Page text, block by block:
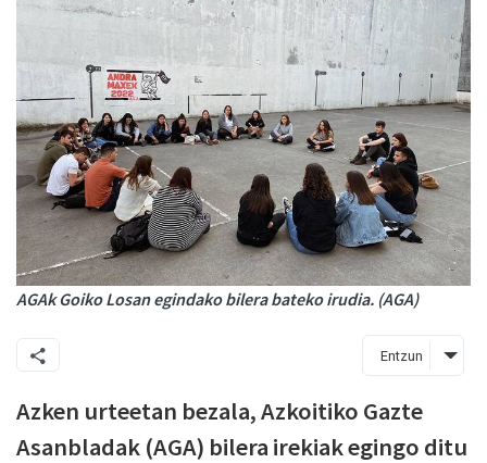
AGAk Goiko Losan egindako bilera bateko irudia. (AGA)
Entzun
Azken urteetan bezala, Azkoitiko Gazte
Asanbladak (AGA) bilera irekiak egingo ditu